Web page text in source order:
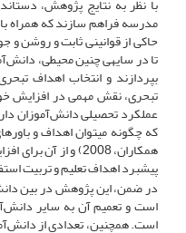
با نظر به نتایج پژوهش،
مدرسه فراهم سازند که همراه
حاکی از قوانینی ثابت و روشن و
تا در سایه­ی چنین محیطی،
بپردازند و انتخاب اهداف
تبحری، نقش مهمی در افزایش
عملکرد تحصیلی دانش‌آموزان
که چگونه می­توان اهداف و
همکاران، 2008) و
پیشبرد اهداف تعلیم و تربیت
در ضمن، این پژوهش در بین
است و تعمیم آن به سایر
است. همچنین، تعدادی از